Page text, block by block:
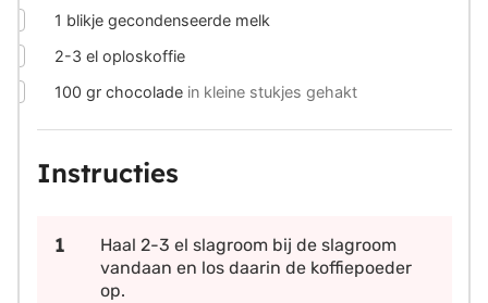
1 blikje gecondenseerde melk
2-3 el oploskoffie
100 gr chocolade in kleine stukjes gehakt
Instructies
Haal 2-3 el slagroom bij de slagroom
vandaan en los daarin de koffiepoeder
op.